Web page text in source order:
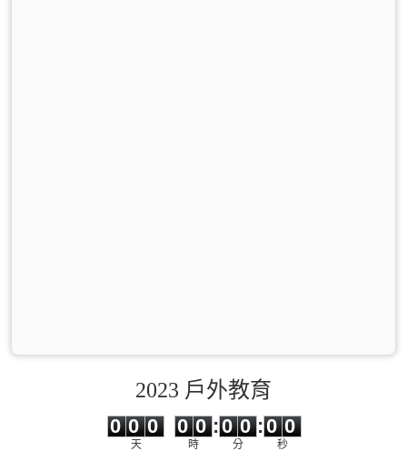
2023 戶外教育
0 0 0
天
0
0 0
時
:
0
0
0
0
分
:
0
0 0
秒